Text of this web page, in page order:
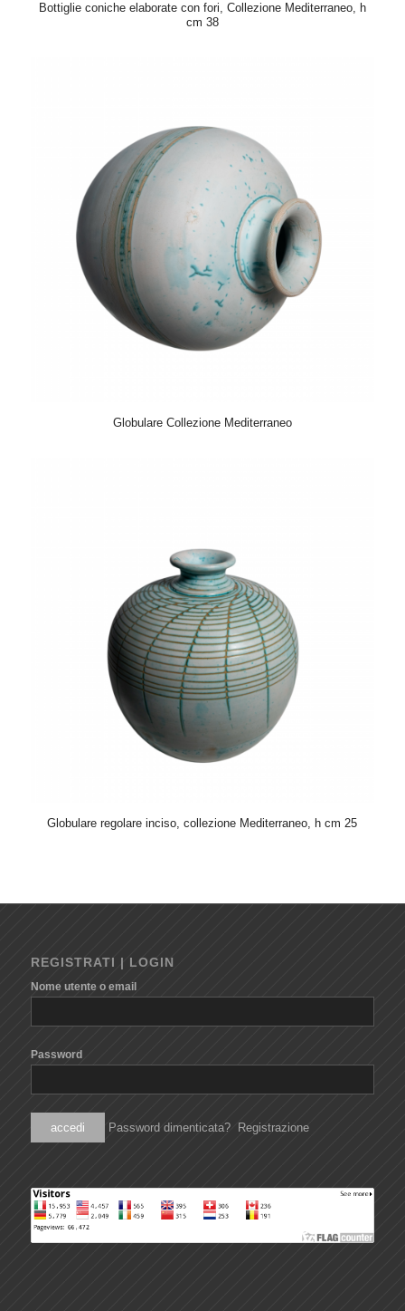
Bottiglie coniche elaborate con fori, Collezione Mediterraneo, h
cm 38
Globulare Collezione Mediterraneo
Globulare regolare inciso, collezione Mediterraneo, h cm 25
REGISTRATI | LOGIN
Nome utente o email
Password
Password dimenticata? Registrazione